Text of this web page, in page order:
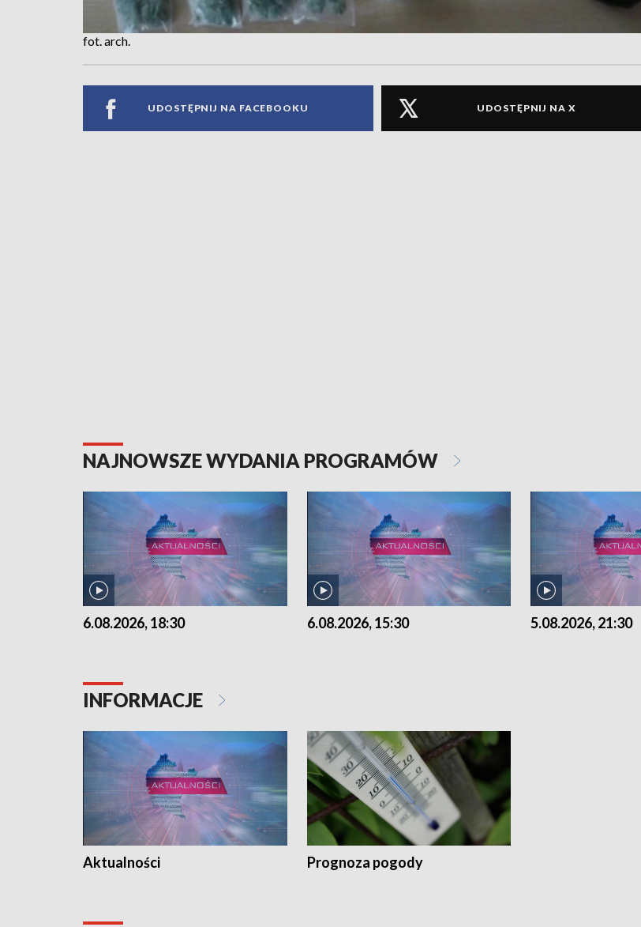
fot. arch.
UDOSTĘPNIJ NA FACEBOOKU UDOSTĘPNIJ NA X
NAJNOWSZE WYDANIA PROGRAMÓW
6.08.2026, 18:30 6.08.2026, 15:30 5.08.2026, 21:30
INFORMACJE
Aktualności Prognoza pogody